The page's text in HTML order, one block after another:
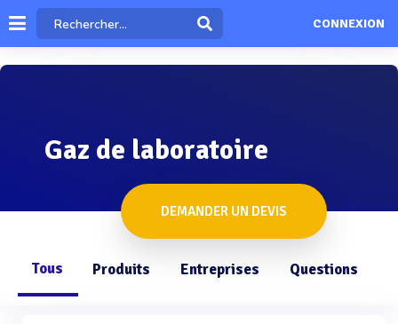
CONNEXION
Gaz de laboratoire
DEMANDER UN DEVIS
Tous Produits Entreprises Questions